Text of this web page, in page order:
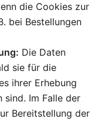
die Cookies zur
bei Bestellungen
Die Daten
sie für die
ihrer Erhebung
Im Falle der
Bereitstellung der